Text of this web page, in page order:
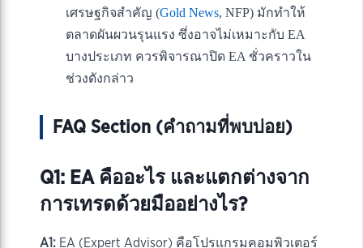
เศรษฐกิจสำคัญ (Gold News, NFP) มักทำให้
ตลาดผันผวนรุนแรง ซึ่งอาจไม่เหมาะกับ EA
บางประเภท ควรพิจารณาปิด EA ชั่วคราวใน
ช่วงดังกล่าว
FAQ Section (คำถามที่พบบ่อย)
Q1: EA คืออะไร และแตกต่างจาก
การเทรดด้วยมืออย่างไร?
A1: EA (Expert Advisor) คือโปรแกรมคอมพิวเตอร์